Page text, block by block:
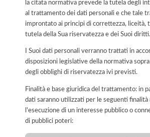
la citata normativa prevede la tutela degli
al trattamento dei dati personali e che tale
improntato ai principi di correttezza, liceità,
tutela della Sua riservatezza e dei Suoi diritti.
I Suoi dati personali verranno trattati in
disposizioni legislative della normativa
degli obblighi di riservatezza ivi previsti.
Finalità e base giuridica del trattamento: in
dati saranno utilizzati per le seguenti finalità
l'esecuzione di un interesse pubblico o
di pubblici poteri: